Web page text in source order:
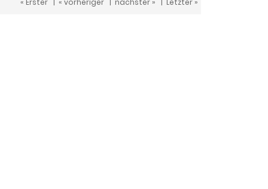
« Erster « vorheriger nächster » Letzter »